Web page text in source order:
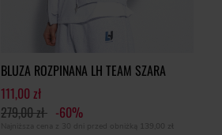
BLUZA ROZPINANA LH TEAM SZARA
111,00 zł
279,00 zł -60%
Najniższa cena z 30 dni przed obniżką 139,00 zł